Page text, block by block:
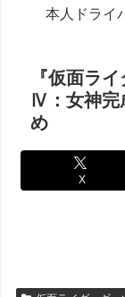
本人ドライ
『仮面ラ
Ⅳ：女神完
め
X